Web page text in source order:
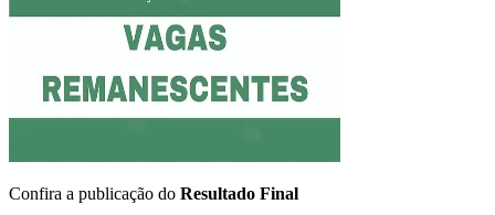
Confira a publicação do Resultado Final